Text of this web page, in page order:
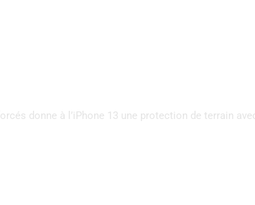
donne à l’iPhone 13 une protection de terrain